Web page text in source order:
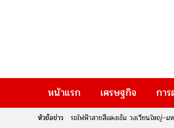
หน้าแรก เศรษฐกิจ กา
หัวข้อข่าว บทเรียนหมื่นล้านจากภาษีบุหรี่ 2 อัตร